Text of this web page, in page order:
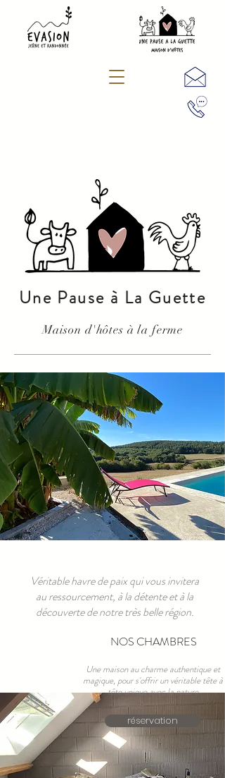
Une Pause à La Guette
Maison d'hôtes à la ferme
Une Pause à La Guette
Véritable havre de paix qui vous invitera
au ressourcement, à la détente et à la
découverte de notre très belle région.
NOS CHAMBRES
Une maison au charme authentique et
magique, pour s'offrir un véritable tête à
tête unique avec la nature
réservation